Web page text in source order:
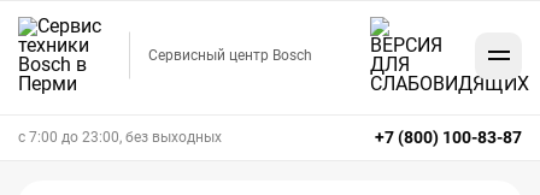
Сервисный центр Bosch
+7 (800) 100-83-87
с 7:00 до 23:00, без выходных